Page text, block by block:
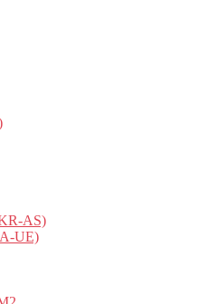
AS)
UE)